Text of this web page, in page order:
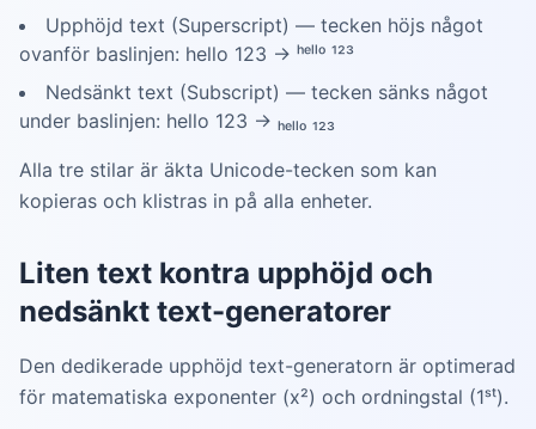
Upphöjd text (Superscript) — tecken höjs något
ovanför baslinjen: hello 123 → ʰᵉˡˡᵒ ¹²³
Nedsänkt text (Subscript) — tecken sänks något
under baslinjen: hello 123 → ₕₑₗₗₒ ₁₂₃
Alla tre stilar är äkta Unicode-tecken som kan
kopieras och klistras in på alla enheter.
Liten text kontra upphöjd och
nedsänkt text-generatorer
Den dedikerade upphöjd text-generatorn är optimerad
för matematiska exponenter (x²) och ordningstal (1ˢᵗ).